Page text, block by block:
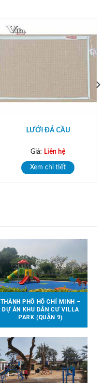
LƯỚI ĐÁ CẦU
Giá: Liên hệ
Xem chi tiết
THÀNH PHỐ HỒ CHÍ MINH –
DỰ ÁN KHU DÂN CƯ VILLA
PARK (QUẬN 9)